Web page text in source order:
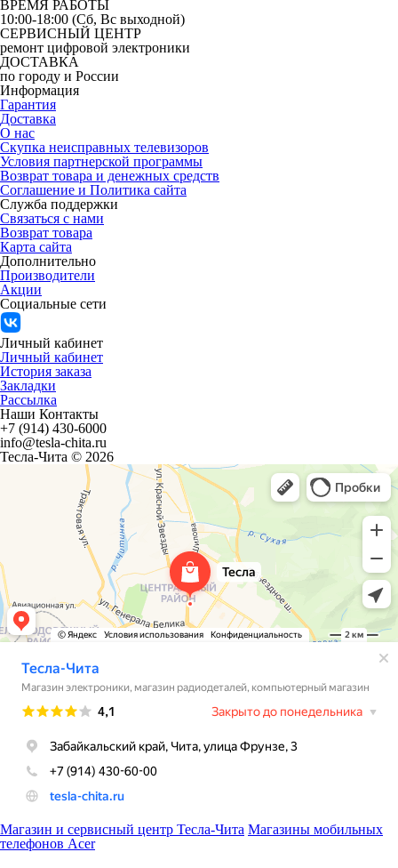
ВРЕМЯ РАБОТЫ
10:00-18:00 (Сб, Вс выходной)
СЕРВИСНЫЙ ЦЕНТР
ремонт цифровой электроники
ДОСТАВКА
по городу и России
Информация
Гарантия
Доставка
О нас
Скупка неисправных телевизоров
Условия партнерской программы
Возврат товара и денежных средств
Соглашение и Политика сайта
Служба поддержки
Связаться с нами
Возврат товара
Карта сайта
Дополнительно
Производители
Акции
Социальные сети
Личный кабинет
Личный кабинет
История заказа
Закладки
Рассылка
Наши Контакты
+7 (914) 430-6000
info@tesla-chita.ru
Тесла-Чита © 2026
Магазин и сервисный центр Тесла-Чита Магазины мобильных
телефонов Acer